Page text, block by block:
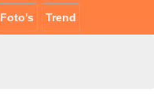
Foto's Trend